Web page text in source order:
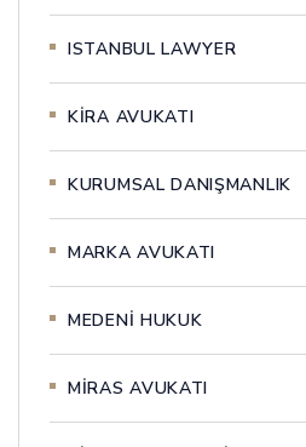
ISTANBUL LAWYER
KİRA AVUKATI
KURUMSAL DANIŞMANLIK
MARKA AVUKATI
MEDENİ HUKUK
MİRAS AVUKATI